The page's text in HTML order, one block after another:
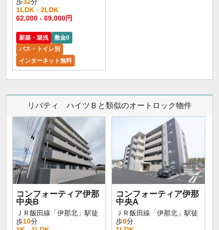
1LDK - 2LDK
62,000 - 69,000円
新築・築浅
敷金0
バス・トイレ別
インターネット無料
リバティ ハイツＢと類似のオートロック物件
コンフォーティア伊那
中央B
ＪＲ飯田線「伊那北」駅徒
歩10分
コンフォーティア伊那
中央A
ＪＲ飯田線「伊那北」駅徒
歩8分